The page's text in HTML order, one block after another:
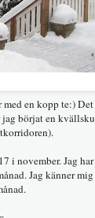
en kopp te:)
börjat en
november. Jag
Jag känner